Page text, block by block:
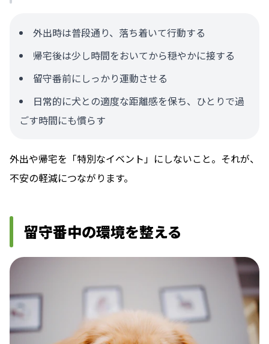
外出時は普段通り、落ち着いて行動する
帰宅後は少し時間をおいてから穏やかに接する
留守番前にしっかり運動させる
日常的に犬との適度な距離感を保ち、ひとりで過
ごす時間にも慣らす
外出や帰宅を「特別なイベント」にしないこと。それが、
不安の軽減につながります。
留守番中の環境を整える